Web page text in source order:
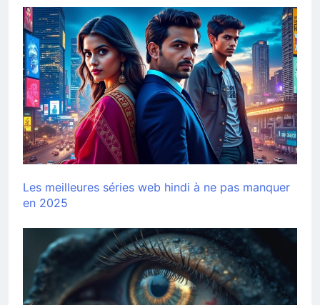
Les meilleures séries web hindi à ne pas manquer
en 2025